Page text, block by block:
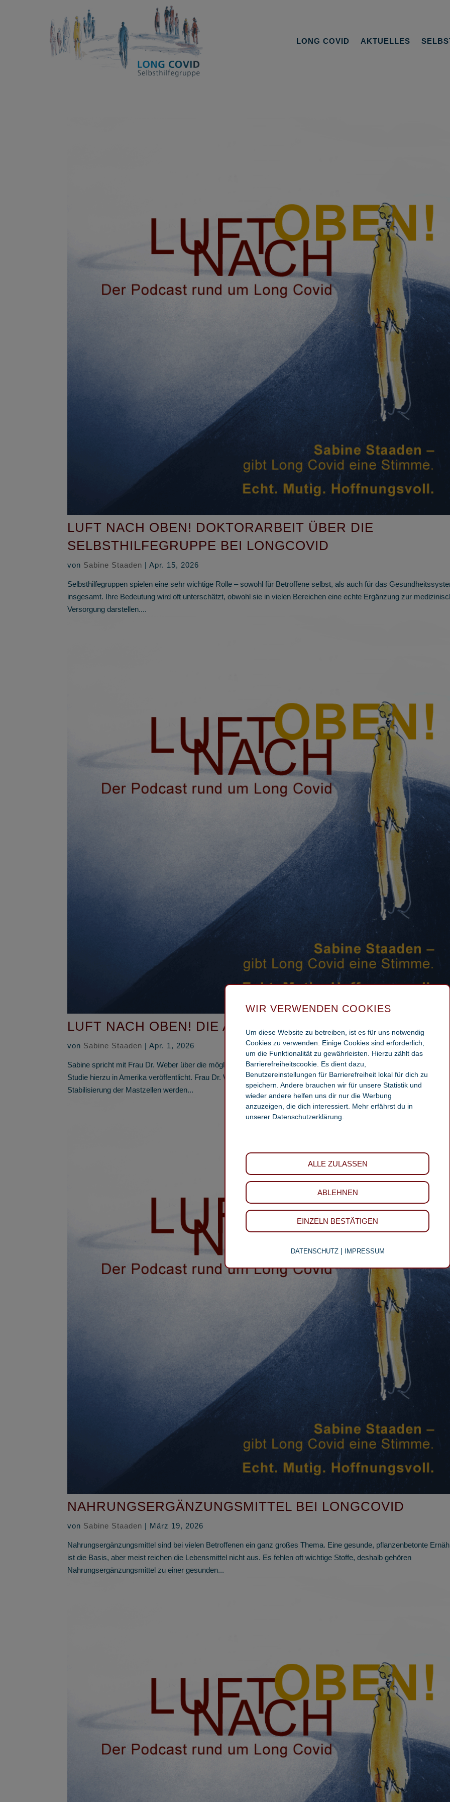
LONG COVID AKTUELLES
LUFT NACH OBEN! DOKTORARBEIT ÜBER DIE
SELBSTHILFEGRUPPE BEI LONGCOVID
von Sabine Staaden |Apr. 15, 2026
Selbsthilfegruppen spielen eine sehr wichtige Rolle – sowohl für Betroffene selbst, als auch für das
insgesamt. Ihre Bedeutung wird oft unterschätzt, obwohl sie in vielen Bereichen eine echte Ergänzung zur
Versorgung darstellen....
LUFT NACH OBEN! DIE ABNEHMSPRITZE BEI
von Sabine Staaden |Apr. 1, 2026
Sabine spricht mit Frau Dr. Weber über die mögliche Wirkung der Abnehmspritze bei Longcovid, denn im Juni wurde
Studie hierzu in Amerika veröffentlicht. Frau Dr. Weber berichtet, was das Medikament Ozempic bewirkt. Neben der
Stabilisierung der Mastzellen werden...
NAHRUNGSERGÄNZUNGSMITTEL BEI LONGCOVID
von Sabine Staaden | März 19, 2026
Nahrungsergänzungsmittel sind bei vielen Betroffenen ein ganz großes Thema. Eine gesunde, pflanzenbetonte
ist die Basis, aber meist reichen die Lebensmittel nicht aus. Es fehlen oft wichtige Stoffe, deshalb gehören
Nahrungsergänzungsmittel zu einer gesunden...
WIR VERWENDEN COOKIES
Um diese Website zu betreiben, ist es für uns notwendig
Cookies zu verwenden. Einige Cookies sind erforderlich,
um die Funktionalität zu gewährleisten. Hierzu zählt das
Barrierefreiheitscookie. Es dient dazu,
Benutzereinstellungen für Barrierefreiheit lokal für dich zu
speichern. Andere brauchen wir für unsere Statistik und
wieder andere helfen uns dir nur die Werbung
anzuzeigen, die dich interessiert. Mehr erfährst du in
unserer Datenschutzerklärung.
ALLE ZULASSEN
ABLEHNEN
EINZELN BESTÄTIGEN
DATENSCHUTZ| IMPRESSUM